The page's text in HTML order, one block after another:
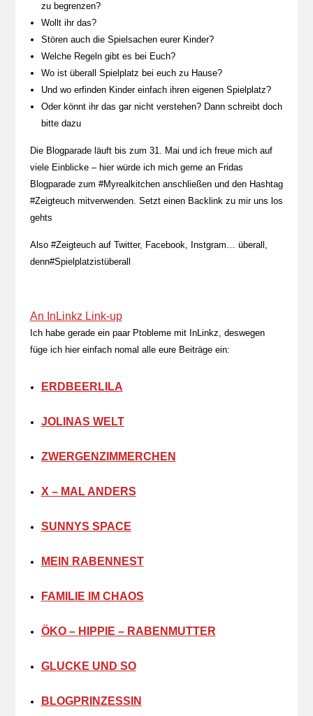
zu begrenzen?
Wollt ihr das?
Stören auch die Spielsachen eurer Kinder?
Welche Regeln gibt es bei Euch?
Wo ist überall Spielplatz bei euch zu Hause?
Und wo erfinden Kinder einfach ihren eigenen Spielplatz?
Oder könnt ihr das gar nicht verstehen? Dann schreibt doch
bitte dazu
Die Blogparade läuft bis zum 31. Mai und ich freue mich auf
viele Einblicke – hier würde ich mich gerne an Fridas
Blogparade zum #Myrealkitchen anschließen und den Hashtag
#Zeigteuch mitverwenden. Setzt einen Backlink zu mir uns los
gehts
Also #Zeigteuch auf Twitter, Facebook, Instgram… überall,
denn#Spielplatzistüberall
An InLinkz Link-up
Ich habe gerade ein paar Ptobleme mit InLinkz, deswegen
füge ich hier einfach nomal alle eure Beiträge ein:
ERDBEERLILA
JOLINAS WELT
ZWERGENZIMMERCHEN
X – MAL ANDERS
SUNNYS SPACE
MEIN RABENNEST
FAMILIE IM CHAOS
ÖKO – HIPPIE – RABENMUTTER
GLUCKE UND SO
BLOGPRINZESSIN